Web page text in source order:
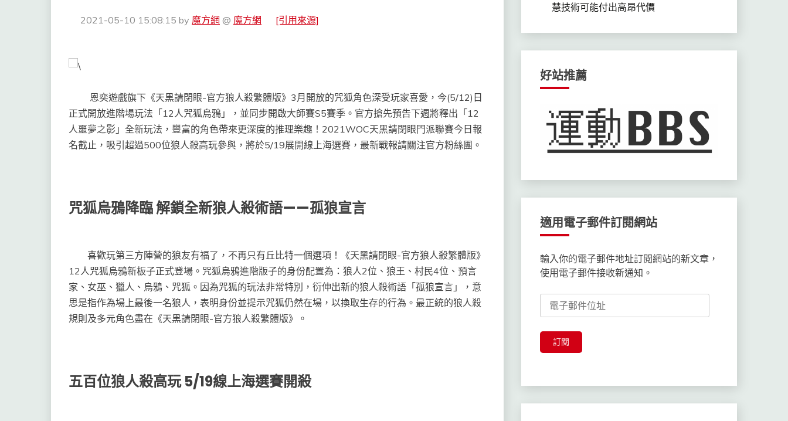
2021-05-10 15:08:15 by 魔方網 @ 魔方網 [引用來源]
恩奕遊戲旗下《天黑請閉眼-官方狼人殺繁體版》3月開放的咒狐角色深受玩家喜愛，今(5/12)日
正式開放進階場玩法「12人咒狐烏鴉」，並同步開啟大師賽S5賽季。官方搶先預告下週將釋出「12
人噩夢之影」全新玩法，豐富的角色帶來更深度的推理樂趣！2021WOC天黑請閉眼門派聯賽今日報
名截止，吸引超過500位狼人殺高玩參與，將於5/19展開線上海選賽，最新戰報請關注官方粉絲團。
咒狐烏鴉降臨 解鎖全新狼人殺術語——孤狼宣言
喜歡玩第三方陣營的狼友有福了，不再只有丘比特一個選項！《天黑請閉眼-官方狼人殺繁體版》
12人咒狐烏鴉新板子正式登場。咒狐烏鴉進階版子的身份配置為：狼人2位、狼王、村民4位、預言
家、女巫、獵人、烏鴉、咒狐。因為咒狐的玩法非常特別，衍伸出新的狼人殺術語「孤狼宣言」，意
思是指作為場上最後一名狼人，表明身份並提示咒狐仍然在場，以換取生存的行為。最正統的狼人殺
規則及多元角色盡在《天黑請閉眼-官方狼人殺繁體版》。
五百位狼人殺高玩 5/19線上海選賽開殺
慧技術可能付出高昂代價
好站推薦
適用電子郵件訂閱網站
輸入你的電子郵件地址訂閱網站的新文章，
使用電子郵件接收新通知。
子
郵
位
訂閱